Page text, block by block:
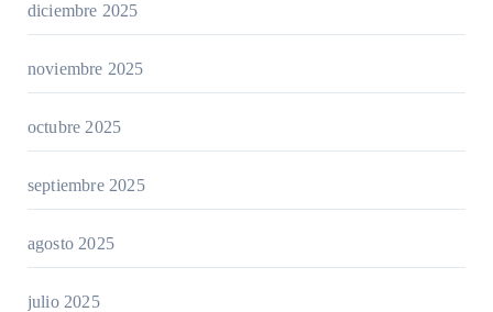
diciembre 2025
noviembre 2025
octubre 2025
septiembre 2025
agosto 2025
julio 2025